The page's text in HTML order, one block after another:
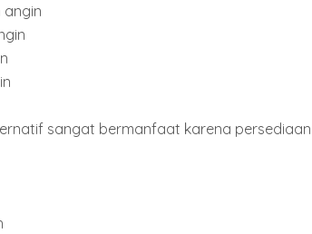
angin
sangat bermanfaat karena persediaan